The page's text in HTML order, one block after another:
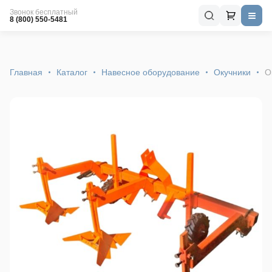
Звонок бесплатный
8 (800) 550-5481
Главная Каталог Навесное оборудование Окучники